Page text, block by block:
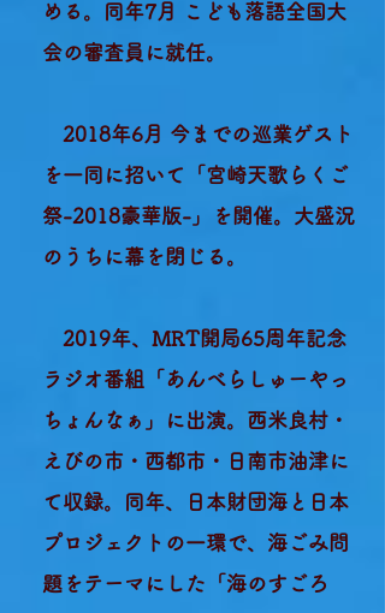
める。
同年7月 こども落語全国大
会の審査員に就任。
2018年6月 今までの巡業ゲスト
を一同に招いて「宮崎天歌らくご
祭-2018豪華版- 」を開催。大盛況
のうちに幕を閉じる。
2019年、MRT開局65周年記念
ラジオ番組「あんべらしゅーやっ
ちょんなぁ」に出演。西米良村・
えびの市・西都市・日南市油津に
て収録。同年、日本財団海と日本
プロジェクトの一環で、海ごみ問
題をテーマにした「海のすごろ